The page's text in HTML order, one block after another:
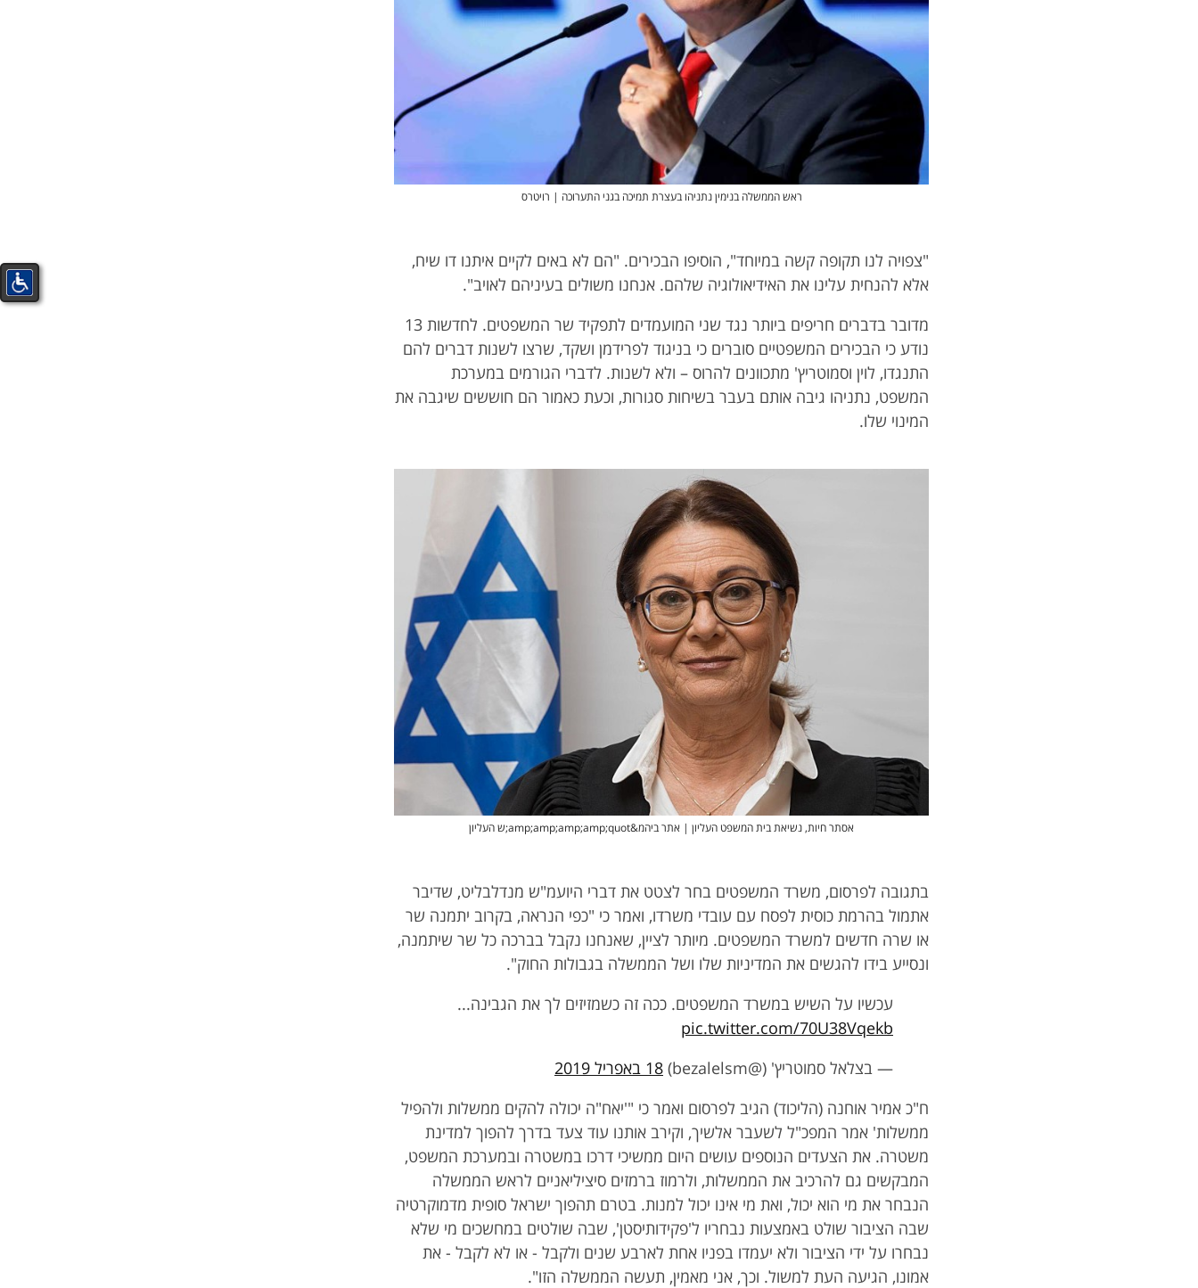
ראש הממשלה בנימין נתניהו בעצרת תמיכה בגני התערוכה | רויטרס
"צפויה לנו תקופה קשה במיוחד", הוסיפו הבכירים. "הם לא באים לקיים איתנו דו שיח,
אלא להנחית עלינו את האידיאולוגיה שלהם. אנחנו משולים בעיניהם לאויב".
מדובר בדברים חריפים ביותר נגד שני המועמדים לתפקיד שר המשפטים. לחדשות 13
נודע כי הבכירים המשפטיים סוברים כי בניגוד לפרידמן ושקד, שרצו לשנות דברים להם
התנגדו, לוין וסמוטריץ' מתכוונים להרוס – ולא לשנות. לדברי הגורמים במערכת
המשפט, נתניהו גיבה אותם בעבר בשיחות סגורות, וכעת כאמור הם חוששים שיגבה את
המינוי שלו.
אסתר חיות, נשיאת בית המשפט העליון | אתר ביהמ&amp;amp;amp;amp;quot;ש העליון
בתגובה לפרסום, משרד המשפטים בחר לצטט את דברי היועמ"ש מנדלבליט, שדיבר
אתמול בהרמת כוסית לפסח עם עובדי משרדו, ואמר כי "כפי הנראה, בקרוב יתמנה שר
או שרה חדשים למשרד המשפטים. מיותר לציין, שאנחנו נקבל בברכה כל שר שיתמנה,
ונסייע בידו להגשים את המדיניות שלו ושל הממשלה בגבולות החוק".
עכשיו על השיש במשרד המשפטים. ככה זה כשמזיזים לך את הגבינה...
pic.twitter.com/70U38Vqekb
— בצלאל סמוטריץ' (@bezalelsm)
18 באפריל 2019
ח"כ אמיר אוחנה (הליכוד) הגיב לפרסום ואמר כי "'יאח"ה יכולה להקים ממשלות ולהפיל
ממשלות' אמר המפכ"ל לשעבר אלשיך, וקירב אותנו עוד צעד בדרך להפוך למדינת
משטרה. את הצעדים הנוספים עושים היום ממשיכי דרכו במשטרה ובמערכת המשפט,
המבקשים גם להרכיב את הממשלות, ולרמוז ברמזים סיציליאניים לראש הממשלה
הנבחר את מי הוא יכול, ואת מי אינו יכול למנות. בטרם תהפוך ישראל סופית מדמוקרטיה
שבה הציבור שולט באמצעות נבחריו ל'פקידותיסטן', שבה שולטים במחשכים מי שלא
נבחרו על ידי הציבור ולא יעמדו בפניו אחת לארבע שנים ולקבל - או לא לקבל - את
אמונו, הגיעה העת למשול. וכך, אני מאמין, תעשה הממשלה הזו".